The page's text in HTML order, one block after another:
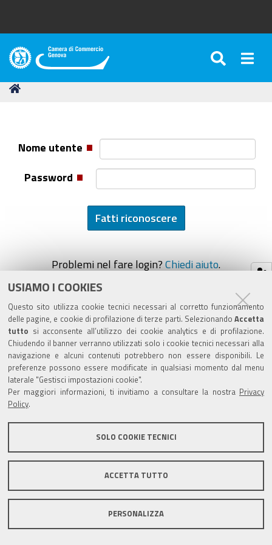
USIAMO I COOKIES
Questo sito utilizza cookie tecnici necessari al corretto funzionamento
delle pagine, e cookie di profilazione di terze parti. Selezionando Accetta
tutto si acconsente all’utilizzo dei cookie analytics e di profilazione.
Chiudendo il banner verranno utilizzati solo i cookie tecnici necessari alla
navigazione e alcuni contenuti potrebbero non essere disponibili. Le
preferenze possono essere modificate in qualsiasi momento dal menu
laterale "Gestisci impostazioni cookie".
Per maggiori informazioni, ti invitiamo a consultare la nostra
Privacy
Policy
SOLO COOKIE TECNICI
ACCETTA TUTTO
PERSONALIZZA
Camera
Commercio
Tu
Nome utente
Password
Problemi nel fare login? Chiedi aiuto